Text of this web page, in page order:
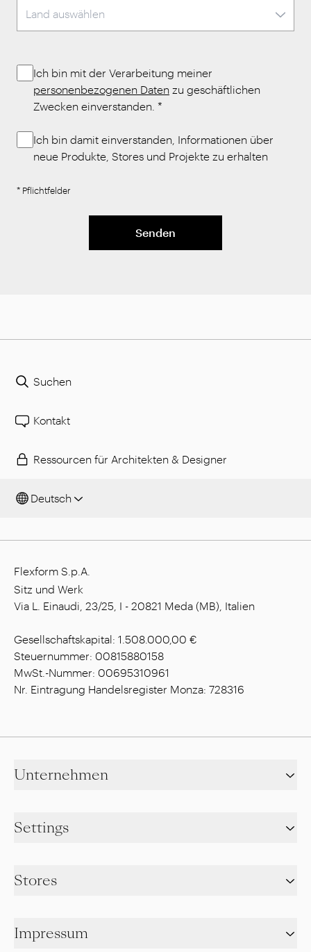
Ich bin mit der Verarbeitung meiner
personenbezogenen Daten zu geschäftlichen
Zwecken einverstanden. *
Ich bin damit einverstanden, Informationen über
neue Produkte, Stores und Projekte zu erhalten
* Pflichtfelder
Senden
Suchen
Kontakt
Ressourcen für Architekten & Designer
Deutsch
Flexform S.p.A.
Sitz und Werk
Via L. Einaudi, 23/25, I - 20821 Meda (MB), Italien
Gesellschaftskapital: 1.508.000,00 €
Steuernummer: 00815880158
MwSt.-Nummer: 00695310961
Nr. Eintragung Handelsregister Monza: 728316
Unternehmen
Settings
Stores
Impressum